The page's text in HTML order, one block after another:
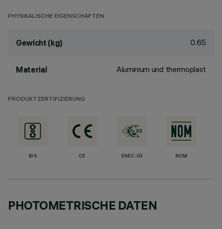
PHYSIKALISCHE EIGENSCHAFTEN
Gewicht (kg) 0.65
Material Aluminium und thermoplast
PRODUKTZERTIFIZIERUNG
BIS CE ENEC-03 NOM
PHOTOMETRISCHE DATEN